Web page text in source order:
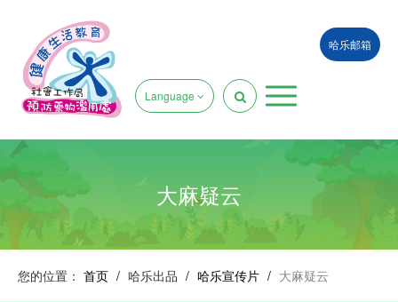
哈乐邮箱
Language
大麻疑云
您的位置： 首页 / 哈乐出品 / 哈乐宣传片 / 大麻疑云